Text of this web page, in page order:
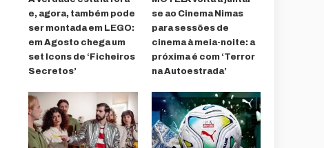
e, agora, também pode
ser montada em LEGO:
em Agosto chega um
set Icons de ‘Ficheiros
Secretos’
se ao Cinema Nimas
para sessões de
cinema à meia-noite: a
próxima é com ‘Terror
na Autoestrada’